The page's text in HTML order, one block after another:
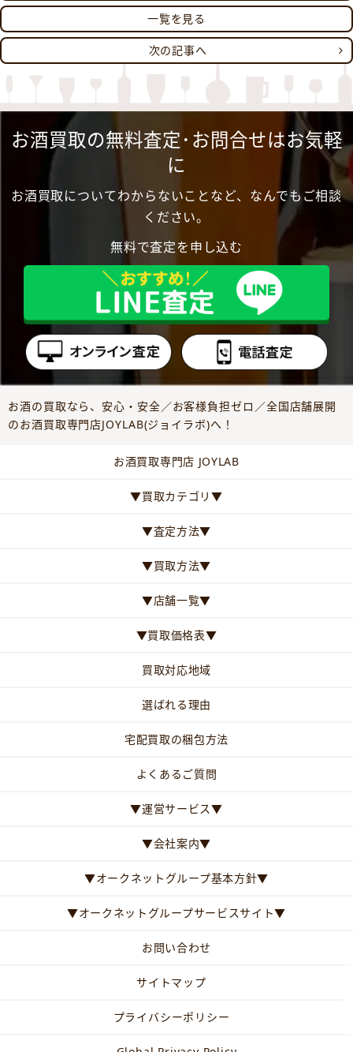
一覧を見る
次の記事へ
お酒買取の無料査定･お問合せはお気軽
に
お酒買取についてわからないことなど、なんでもご相談
ください。
無料で査定を申し込む
お酒の買取なら、安心・安全／お客様負担ゼロ／全国店舗展開
のお酒買取専門店JOYLAB(ジョイラボ)へ！
お酒買取専門店 JOYLAB
▼買取カテゴリ▼
▼査定方法▼
▼買取方法▼
▼店舗一覧▼
▼買取価格表▼
買取対応地域
選ばれる理由
宅配買取の梱包方法
よくあるご質問
▼運営サービス▼
▼会社案内▼
▼オークネットグループ基本方針▼
▼オークネットグループサービスサイト▼
お問い合わせ
サイトマップ
プライバシーポリシー